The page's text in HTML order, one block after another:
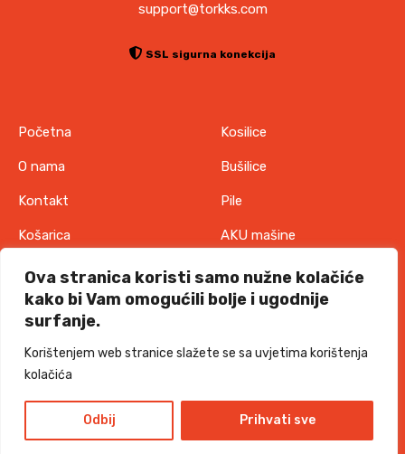
Ova stranica koristi samo nužne kolačiće
kako bi Vam omogućili bolje i ugodnije
surfanje.
Korištenjem web stranice slažete se sa uvjetima korištenja
kolačića
Odbij Prihvati sve
support@torkks.com
SSL sigurna konekcija
Početna
O nama
Kontakt
Košarica
Pravila o zaštiti
privatnosti
Uvjeti korištenja
Politika o kolačićima
Kosilice
Bušilice
Pile
AKU mašine
IT oprema
TORKKS d.o.o. - 2026 sva prava pridržanaDesign and development